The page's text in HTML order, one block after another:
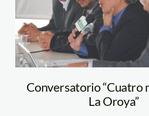
Conversatorio “Cuatro
La Oroya”